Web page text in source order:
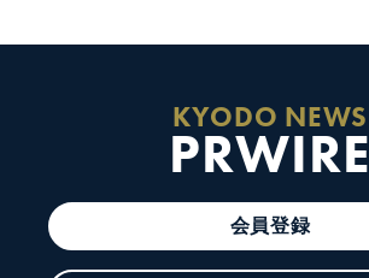
KYODO NEWS
PRWIRE
会員登録